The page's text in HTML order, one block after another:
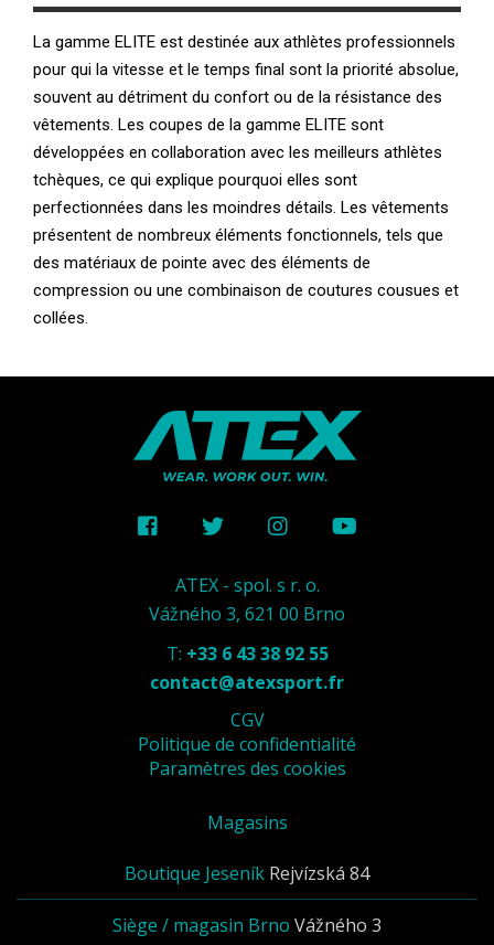
La gamme ELITE est destinée aux athlètes professionnels
pour qui la vitesse et le temps final sont la priorité absolue,
souvent au détriment du confort ou de la résistance des
vêtements. Les coupes de la gamme ELITE sont
développées en collaboration avec les meilleurs athlètes
tchèques, ce qui explique pourquoi elles sont
perfectionnées dans les moindres détails. Les vêtements
présentent de nombreux éléments fonctionnels, tels que
des matériaux de pointe avec des éléments de
compression ou une combinaison de coutures cousues et
collées.
ATEX - spol. s r. o.
Vážného 3, 621 00 Brno
T: +33 6 43 38 92 55
contact@atexsport.fr
CGV
Politique de confidentialité
Paramètres des cookies
Magasins
Boutique Jeseník Rejvízská 84
Siège / magasin Brno Vážného 3